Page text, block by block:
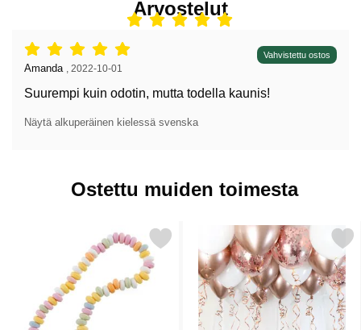
Arvostelut
Arvostelu: 5 tähdet / 5, Vahvistettu ostos
Arvostelun kirjoittaja:
Amanda 2022-10-01
Suurempi kuin odotin, mutta todella kaunis!
Näytä alkuperäinen kielessä svenska
Ostettu muiden toimesta
Merkitse karkkikaulanauha suosikiksiMerkitse kattoilmapallo